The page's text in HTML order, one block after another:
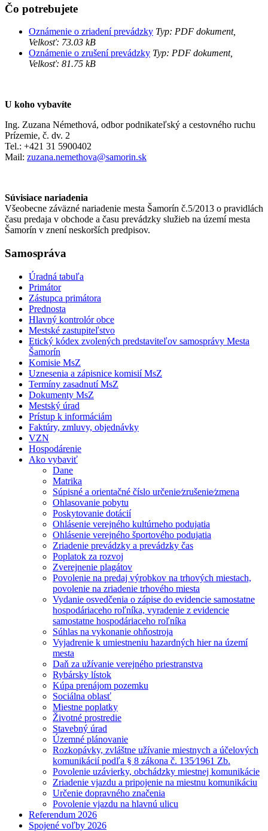
Čo potrebujete
Oznámenie o zriadení prevádzky Typ: PDF dokument,
Velkosť: 73.03 kB
Oznámenie o zrušení prevádzky Typ: PDF dokument,
Velkosť: 81.75 kB
U koho vybavíte
Ing. Zuzana Némethová, odbor podnikateľský a cestovného ruchu
Prízemie, č. dv. 2
Tel.: +421 31 5900402
Mail: zuzana.nemethova@samorin.sk
Súvisiace nariadenia
Všeobecne záväzné nariadenie mesta Šamorín č.5/2013 o pravidlách
času predaja v obchode a času prevádzky služieb na území mesta
Šamorín v znení neskorších predpisov.
Samospráva
Úradná tabuľa
Primátor
Zástupca primátora
Prednosta
Hlavný kontrolór obce
Mestské zastupiteľstvo
Etický kódex zvolených predstaviteľov samosprávy Mesta
Šamorín
Komisie MsZ
Uznesenia a zápisnice komisií MsZ
Termíny zasadnutí MsZ
Dokumenty MsZ
Mestský úrad
Prístup k informáciám
Faktúry, zmluvy, objednávky
VZN
Hospodárenie
Ako vybaviť
Dane
Matrika
Súpisné a orientačné číslo určenie⁄zrušenie⁄zmena
Ohlasovanie pobytu
Poskytovanie dotácií
Ohlásenie verejného kultúrneho podujatia
Ohlásenie verejného športového podujatia
Zriadenie prevádzky a prevádzky čas
Poplatok za rozvoj
Zverejnenie plagátov
Povolenie na predaj výrobkov na trhových miestach,
povolenie na zriadenie trhového miesta
Vydanie osvedčenia o zápise do evidencie samostatne
hospodáriaceho roľníka, vyradenie z evidencie
samostatne hospodáriaceho roľníka
Súhlas na vykonanie ohňostroja
Vyjadrenie k umiestneniu hazardných hier na území
mesta
Daň za užívanie verejného priestranstva
Rybársky lístok
Kúpa prenájom pozemku
Sociálna oblasť
Miestne poplatky
Životné prostredie
Stavebný úrad
Územné plánovanie
Rozkopávky, zvláštne užívanie miestnych a účelových
komunikácií podľa § 8 zákona č. 135⁄1961 Zb.
Povolenie uzávierky, obchádzky miestnej komunikácie
Zriadenie vjazdu a pripojenie na miestnu komunikáciu
Určenie dopravného značenia
Povolenie vjazdu na hlavnú ulicu
Referendum 2026
Spojené voľby 2026